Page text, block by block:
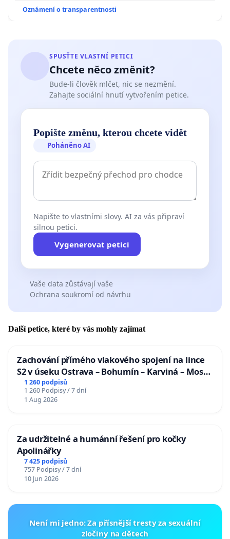
Oznámení o transparentnosti
SPUSŤTE VLASTNÍ PETICI
Chcete něco změnit?
Bude-li člověk mlčet, nic se nezmění.
Zahajte sociální hnutí vytvořením petice.
Popište změnu, kterou chcete vidět
Poháněno AI
Napište to vlastními slovy. AI za vás připraví
silnou petici.
Vygenerovat petici
Vaše data zůstávají vaše
Ochrana soukromí od návrhu
Další petice, které by vás mohly zajímat
Zachování přímého vlakového spojení na lince
S2 v úseku Ostrava – Bohumín – Karviná – Mosty
u Jablunkova
1 260 podpisů
1 260 Podpisy / 7 dní
1 Aug 2026
Za udržitelné a humánní řešení pro kočky
Apolinářky
7 425 podpisů
757 Podpisy / 7 dní
10 Jun 2026
Není mi jedno: Za přísnější tresty za sexuální
zločiny na dětech